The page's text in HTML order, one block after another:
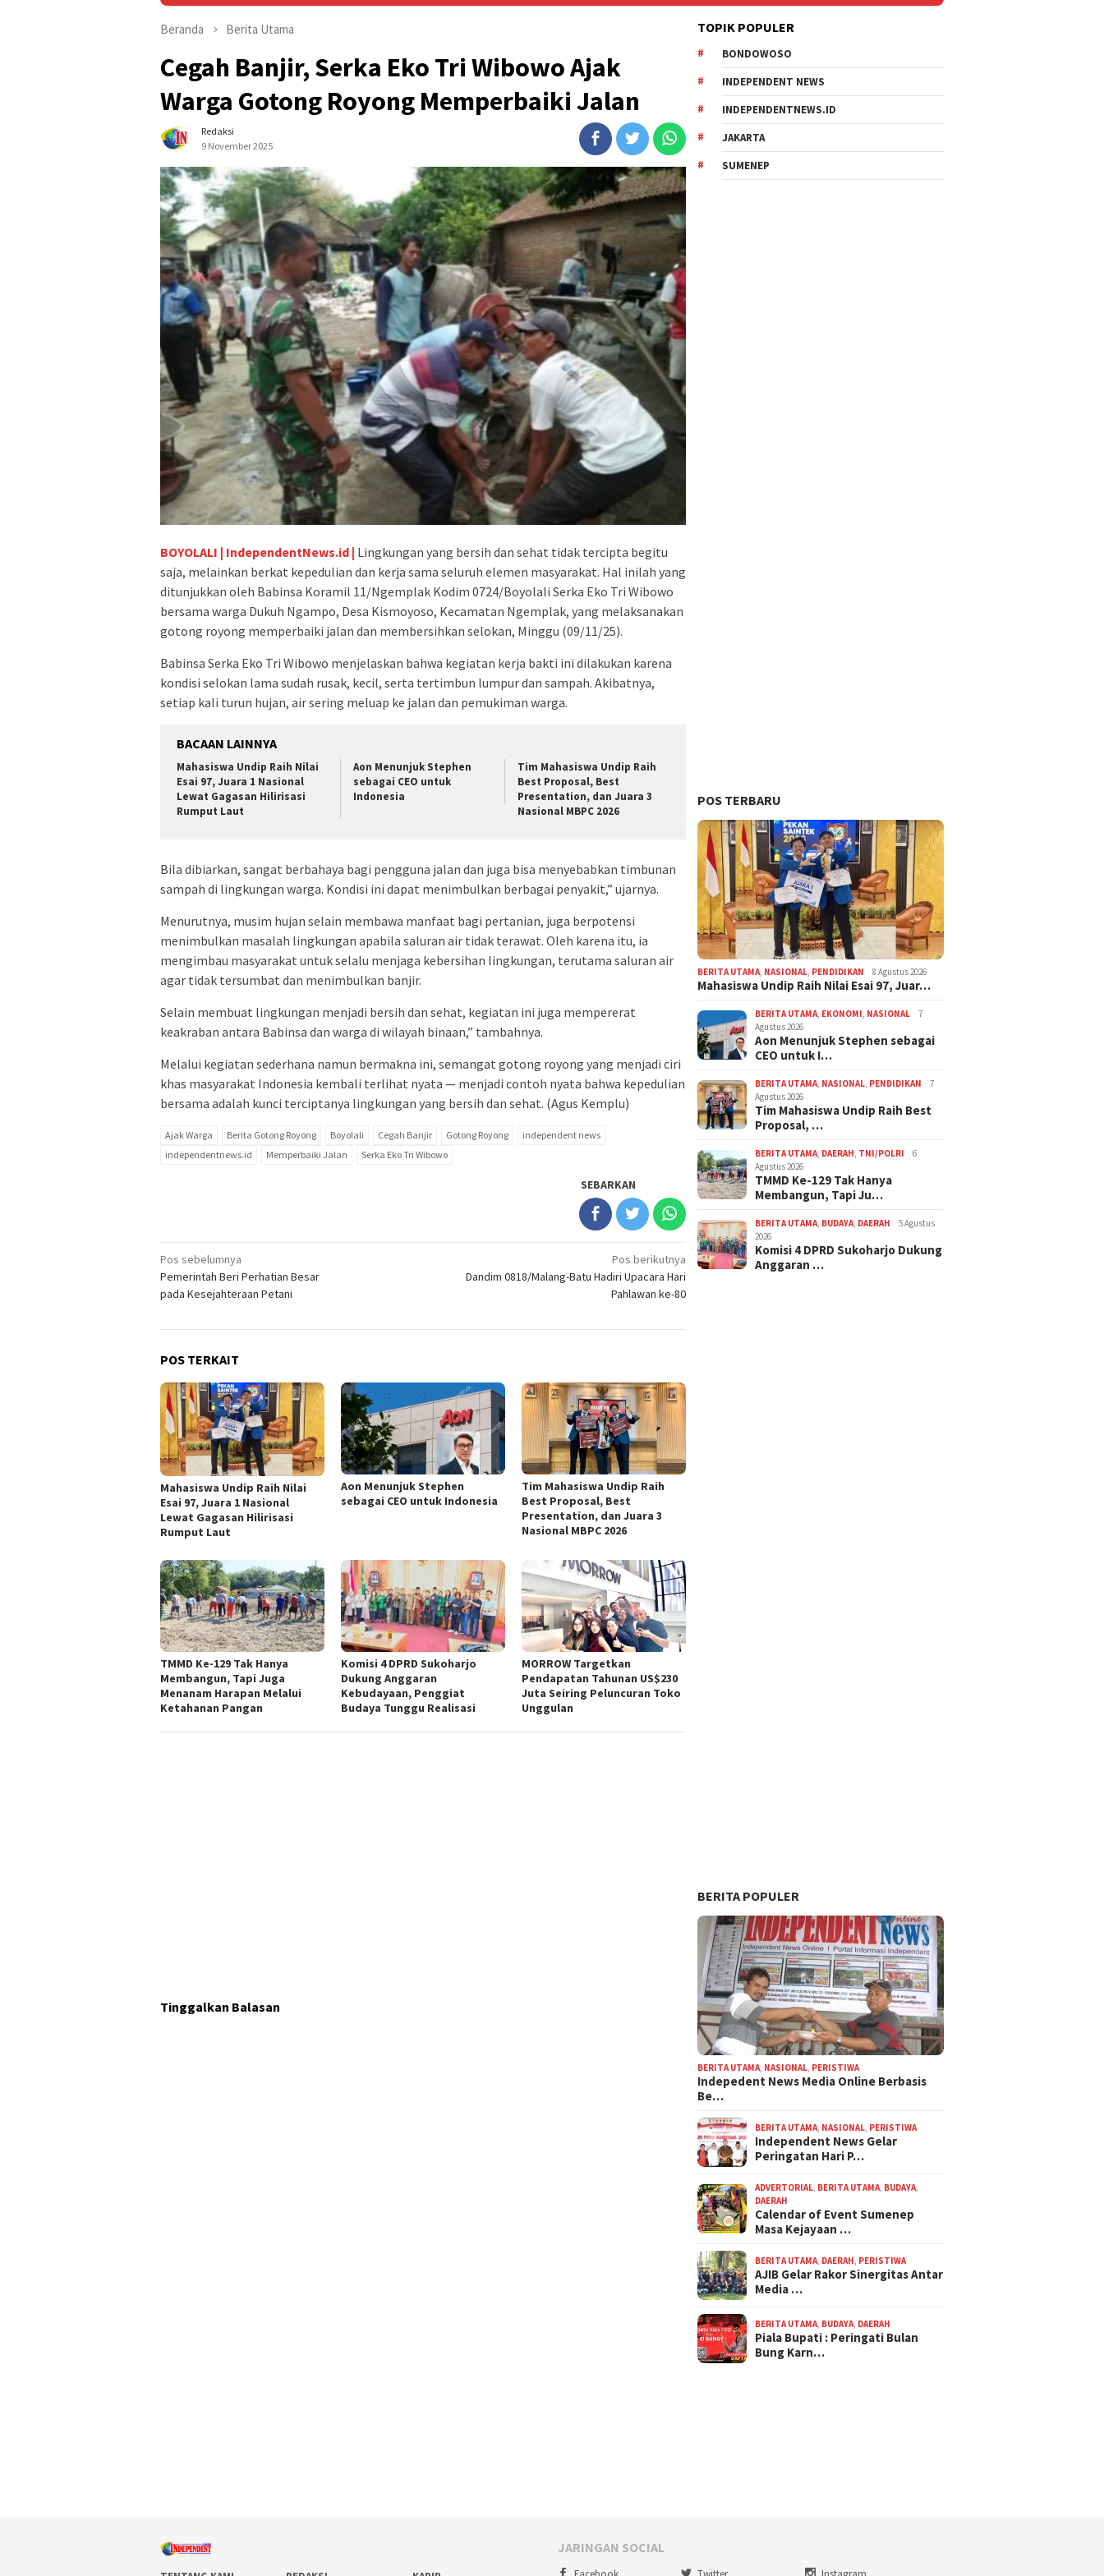
Beranda Berita Utama
Cegah Banjir, Serka Eko Tri Wibowo Ajak
Warga Gotong Royong Memperbaiki Jalan
Redaksi
9 November 2025
BOYOLALI | IndependentNews.id | Lingkungan yang bersih dan sehat tidak tercipta begitu
saja, melainkan berkat kepedulian dan kerja sama seluruh elemen masyarakat. Hal inilah yang
ditunjukkan oleh Babinsa Koramil 11/Ngemplak Kodim 0724/Boyolali Serka Eko Tri Wibowo
bersama warga Dukuh Ngampo, Desa Kismoyoso, Kecamatan Ngemplak, yang melaksanakan
gotong royong memperbaiki jalan dan membersihkan selokan, Minggu (09/11/25).
Babinsa Serka Eko Tri Wibowo menjelaskan bahwa kegiatan kerja bakti ini dilakukan karena
kondisi selokan lama sudah rusak, kecil, serta tertimbun lumpur dan sampah. Akibatnya,
setiap kali turun hujan, air sering meluap ke jalan dan pemukiman warga.
BACAAN LAINNYA
Mahasiswa Undip Raih Nilai
Esai 97, Juara 1 Nasional
Lewat Gagasan Hilirisasi
Rumput Laut
Aon Menunjuk Stephen
sebagai CEO untuk
Indonesia
Tim Mahasiswa Undip Raih
Best Proposal, Best
Presentation, dan Juara 3
Nasional MBPC 2026
Bila dibiarkan, sangat berbahaya bagi pengguna jalan dan juga bisa menyebabkan timbunan
sampah di lingkungan warga. Kondisi ini dapat menimbulkan berbagai penyakit,” ujarnya.
Menurutnya, musim hujan selain membawa manfaat bagi pertanian, juga berpotensi
menimbulkan masalah lingkungan apabila saluran air tidak terawat. Oleh karena itu, ia
mengimbau masyarakat untuk selalu menjaga kebersihan lingkungan, terutama saluran air
agar tidak tersumbat dan menimbulkan banjir.
Selain membuat lingkungan menjadi bersih dan sehat, kegiatan ini juga mempererat
keakraban antara Babinsa dan warga di wilayah binaan,” tambahnya.
Melalui kegiatan sederhana namun bermakna ini, semangat gotong royong yang menjadi ciri
khas masyarakat Indonesia kembali terlihat nyata — menjadi contoh nyata bahwa kepedulian
bersama adalah kunci terciptanya lingkungan yang bersih dan sehat. (Agus Kemplu)
Ajak Warga Berita Gotong Royong Boyolali Cegah Banjir Gotong Royong
independent news
independentnews.id
Memperbaiki Jalan Serka Eko Tri Wibowo
SEBARKAN
Navigasi
pos
Pos sebelumnya
Pemerintah Beri Perhatian Besar
pada Kesejahteraan Petani
Pos berikutnya
Dandim 0818/Malang-Batu Hadiri Upacara Hari
Pahlawan ke-80
POS TERKAIT
Mahasiswa Undip Raih Nilai
Esai 97, Juara 1 Nasional
Lewat Gagasan Hilirisasi
Rumput Laut
Aon Menunjuk Stephen
sebagai CEO untuk Indonesia
Tim Mahasiswa Undip Raih
Best Proposal, Best
Presentation, dan Juara 3
Nasional MBPC 2026
TMMD Ke-129 Tak Hanya
Membangun, Tapi Juga
Menanam Harapan Melalui
Ketahanan Pangan
Komisi 4 DPRD Sukoharjo
Dukung Anggaran
Kebudayaan, Penggiat
Budaya Tunggu Realisasi
MORROW Targetkan
Pendapatan Tahunan US$230
Juta Seiring Peluncuran Toko
Unggulan
Tinggalkan Balasan
TOPIK POPULER
BONDOWOSO
INDEPENDENT NEWS
INDEPENDENTNEWS.ID
JAKARTA
SUMENEP
POS TERBARU
BERITA UTAMA NASIONAL PENDIDIKAN 8 Agustus 2026
Mahasiswa Undip Raih Nilai Esai 97, Juar…
BERITA UTAMA EKONOMI NASIONAL
7
Agustus 2026
Aon Menunjuk Stephen sebagai
CEO untuk I…
BERITA UTAMA NASIONAL PENDIDIKAN
7
Agustus 2026
Tim Mahasiswa Undip Raih Best
Proposal, …
BERITA UTAMA DAERAH TNI/POLRI
6
Agustus 2026
TMMD Ke-129 Tak Hanya
Membangun, Tapi Ju…
BERITA UTAMA BUDAYA DAERAH
5 Agustus
2026
Komisi 4 DPRD Sukoharjo Dukung
Anggaran …
BERITA POPULER
BERITA UTAMA NASIONAL PERISTIWA
Indepedent News Media Online Berbasis
Be…
BERITA UTAMA NASIONAL PERISTIWA
Independent News Gelar
Peringatan Hari P…
ADVERTORIAL BERITA UTAMA BUDAYA
DAERAH
Calendar of Event Sumenep
Masa Kejayaan …
BERITA UTAMA DAERAH PERISTIWA
AJIB Gelar Rakor Sinergitas Antar
Media …
BERITA UTAMA BUDAYA DAERAH
Piala Bupati : Peringati Bulan
Bung Karn…
JARINGAN SOCIAL